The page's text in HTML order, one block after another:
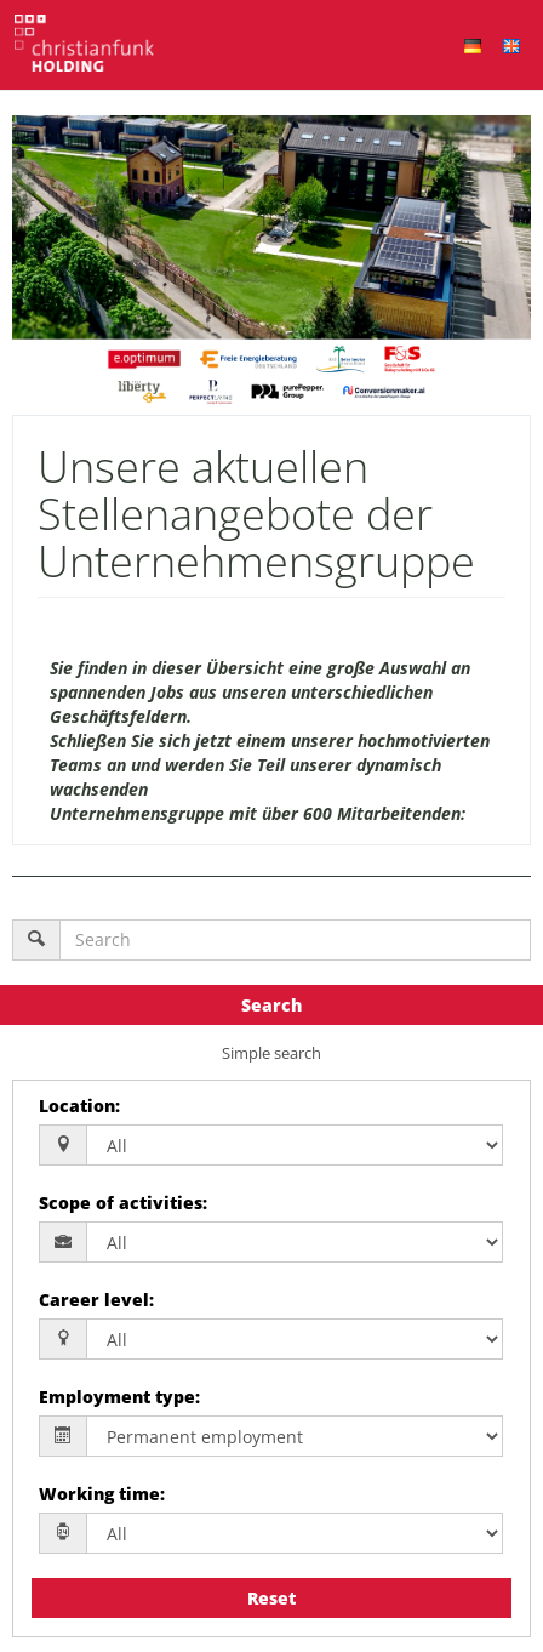
Unsere aktuellen
Stellenangebote der
Unternehmensgruppe
Sie finden in dieser Übersicht eine große Auswahl an
spannenden Jobs aus unseren unterschiedlichen
Geschäftsfeldern.
Schließen Sie sich jetzt einem unserer hochmotivierten
Teams an und werden Sie Teil unserer dynamisch
wachsenden
Unternehmensgruppe mit über 600 Mitarbeitenden:
Search
Simple search
Location:
Scope of activities:
Career level:
Employment type:
Working time:
Reset